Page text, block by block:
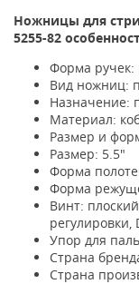
Ножницы для
5255-82
Форма ручек:
Вид ножниц:
Назначение:
Материал:
Размер и
Размер: 5.5"
Форма
Форма
Винт:
регулировки,
Упор для
Страна
Страна